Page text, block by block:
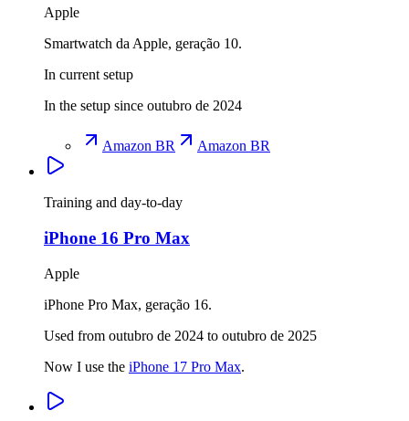
Apple
Smartwatch da Apple, geração 10.
In current setup
In the setup since outubro de 2024
Amazon BR Amazon BR
Training and day-to-day
iPhone 16 Pro Max
Apple
iPhone Pro Max, geração 16.
Used from outubro de 2024 to outubro de 2025
Now I use the iPhone 17 Pro Max.